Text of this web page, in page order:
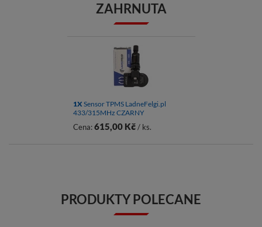
ZAHRNUTA
1X Sensor TPMS LadneFelgi.pl
433/315MHz CZARNY
Cena:615,00 Kč/ ks.
PRODUKTY POLECANE